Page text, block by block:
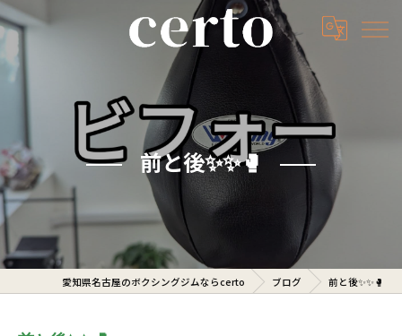
前と後✨️✨️🥊
愛知県名古屋のボクシングジムならcerto ブログ 前と後✨️✨️🥊